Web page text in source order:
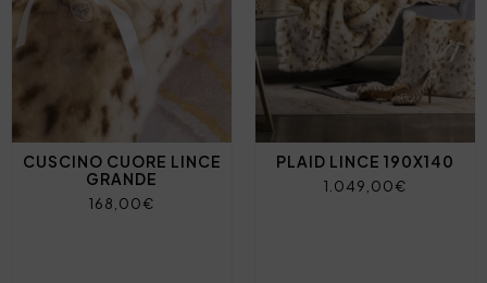
CUSCINO CUORE LINCE
GRANDE
168,00€
PLAID LINCE 190X140
1.049,00€